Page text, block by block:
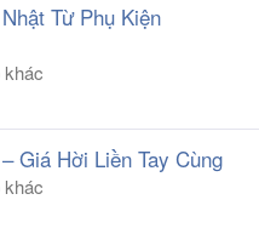
Từ Phụ Kiện
Giá Hời Liền Tay Cùng